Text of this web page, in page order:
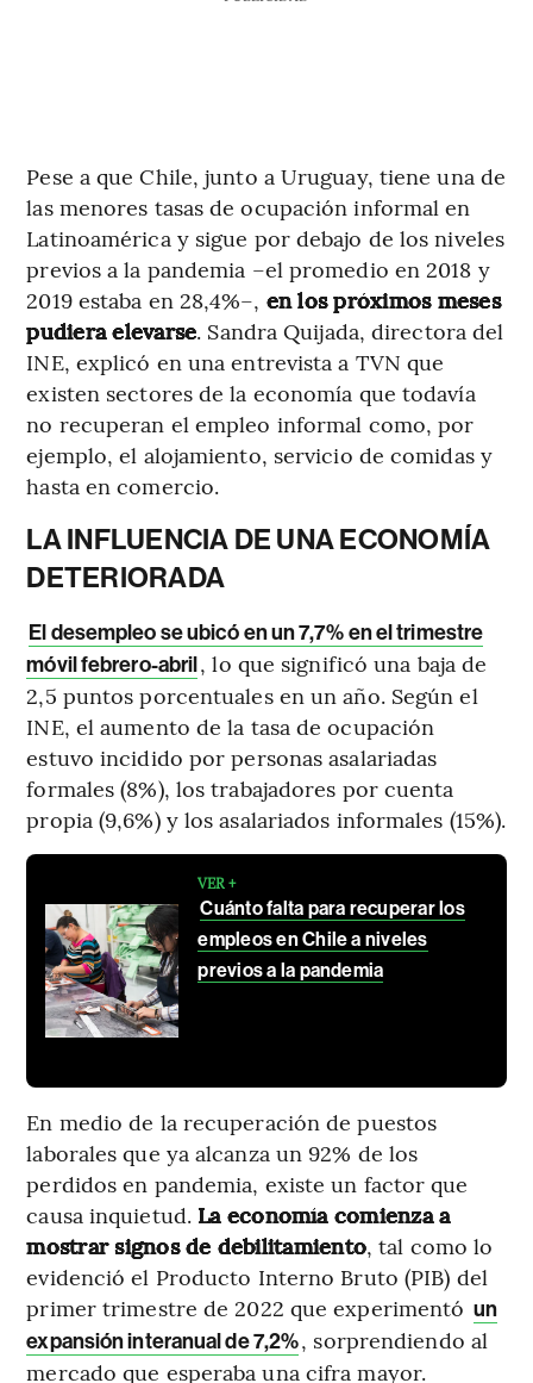
Pese a que Chile, junto a Uruguay, tiene una de
las menores tasas de ocupación informal en
Latinoamérica y sigue por debajo de los niveles
previos a la pandemia –el promedio en 2018 y
2019 estaba en 28,4%–, en los próximos meses
pudiera elevarse. Sandra Quijada, directora del
INE, explicó en una entrevista a TVN que
existen sectores de la economía que todavía
no recuperan el empleo informal como, por
ejemplo, el alojamiento, servicio de comidas y
hasta en comercio.
LA INFLUENCIA DE UNA ECONOMÍA
DETERIORADA
El desempleo se ubicó en un 7,7% en el trimestre
móvil febrero-abril, lo que significó una baja de
2,5 puntos porcentuales en un año. Según el
INE, el aumento de la tasa de ocupación
estuvo incidido por personas asalariadas
formales (8%), los trabajadores por cuenta
propia (9,6%) y los asalariados informales (15%).
VER +
Cuánto falta para recuperar los
empleos en Chile a niveles
previos a la pandemia
En medio de la recuperación de puestos
laborales que ya alcanza un 92% de los
perdidos en pandemia, existe un factor que
causa inquietud. La economía comienza a
mostrar signos de debilitamiento, tal como lo
evidenció el Producto Interno Bruto (PIB) del
primer trimestre de 2022 que experimentó un
expansión interanual de 7,2%, sorprendiendo al
mercado que esperaba una cifra mayor.